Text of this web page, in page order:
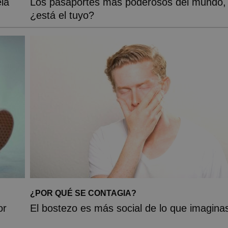
¿está el tuyo?
¿POR QUÉ SE CONTAGIA?
El bostezo es más social de lo que